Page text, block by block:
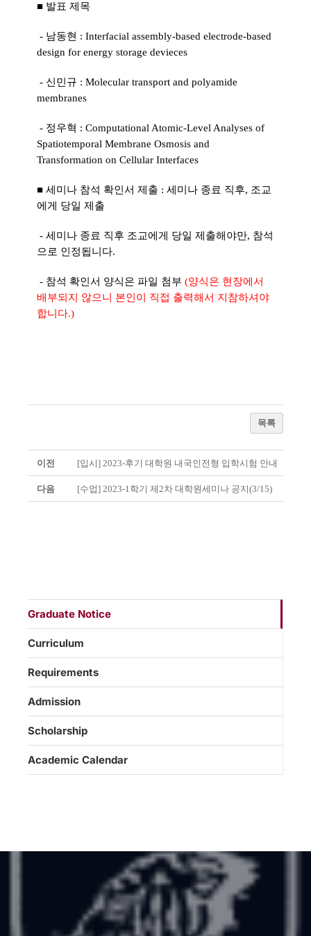
■ 발표 제목
- 남동현 : Interfacial assembly-based electrode-based
design for energy storage devieces
- 신민규 : Molecular transport and polyamide
membranes
- 정우혁 : Computational Atomic-Level Analyses of
Spatiotemporal Membrane Osmosis and
Transformation on Cellular Interfaces
■ 세미나 참석 확인서 제출 : 세미나 종료 직후, 조교
에게 당일 제출
- 세미나 종료 직후 조교에게 당일 제출해야만, 참석
으로 인정됩니다.
- 참석 확인서 양식은 파일 첨부 (양식은 현장에서
배부되지 않으니 본인이 직접 출력해서 지참하셔야
합니다.)
목록
이전 [입시] 2023-후기 대학원 내국인전형 입학시험 안내
다음 [수업] 2023-1학기 제2차 대학원세미나 공지(3/15)
Graduate Notice
Curriculum
Requirements
Admission
Scholarship
Academic Calendar